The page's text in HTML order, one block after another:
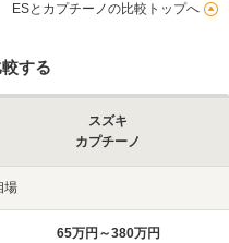
ESとカプチーノの比較トップへ
する
スズキ
カプチーノ
場
65万円～380万円